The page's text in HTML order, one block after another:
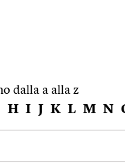
dalla a alla z
H I J K L M N